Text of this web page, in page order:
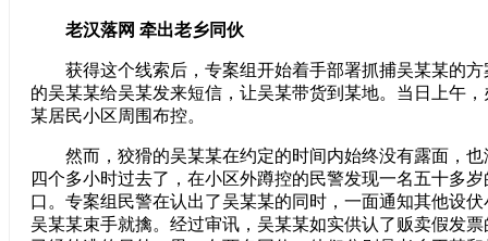
老汉落网 牵出老乡同伙
获得这个线索后，专案组开始着手部署抓捕吴某某的方
的吴某某给吴某发来短信，让吴某带货到某地。当日上午
某居民小区周围布控。
然而，狡猾的吴某某在约定的时间内始终没有露面，也
四个多小时过去了，在小区外蹲控的民警发现一名五十多
口。专案组民警在认出了吴某某的同时，一面通知其他设
吴某某束手就擒。经过审讯，吴某某如实供认了贩卖假发